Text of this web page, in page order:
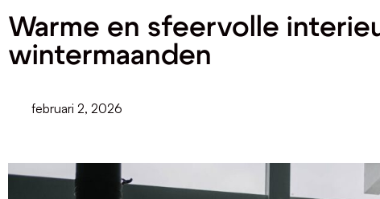
Warme en sfeervolle
wintermaanden
februari 2, 2026